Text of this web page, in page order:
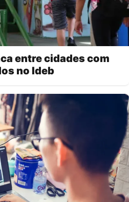
entre cidades com
no Ideb